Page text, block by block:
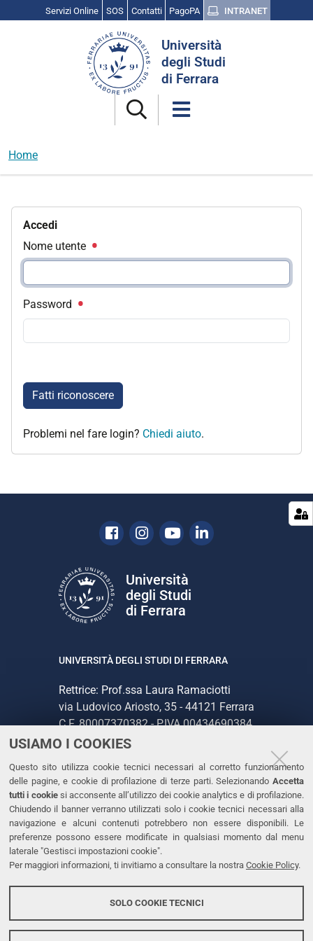
USIAMO I COOKIES
Questo sito utilizza cookie tecnici necessari al corretto funzionamento
delle pagine, e cookie di profilazione di terze parti. Selezionando Accetta
tutti i cookiesi acconsente all’utilizzo dei cookie analytics e di profilazione.
Chiudendo il banner verranno utilizzati solo i cookie tecnici necessari alla
navigazione e alcuni contenuti potrebbero non essere disponibili. Le
preferenze possono essere modificate in qualsiasi momento dal menu
laterale "Gestisci impostazioni cookie".
Per maggiori informazioni, ti invitiamo a consultare la nostra Cookie Policy.
SOLO COOKIE TECNICI
Servizi Online SOS Contatti PagoPA INTRANET
Università
degli Studi
di Ferrara
Home
Accedi
Nome utente
Password
Fatti riconoscere
Problemi nel fare login? Chiedi aiuto.
Facebook
Instagram
YoutubeLinkedin
Università
degli Studi
di Ferrara
UNIVERSITÀ DEGLI STUDI DI FERRARA
Rettrice: Prof.ssa Laura Ramaciotti
via Ludovico Ariosto, 35 - 44121 Ferrara
C.F. 80007370382 - P.IVA 00434690384
CONTATTI
Tel. +39 0532 293111
Fax. +39 0532 293031
PEC
LINKS
Accessibilità
Protezione dati personali